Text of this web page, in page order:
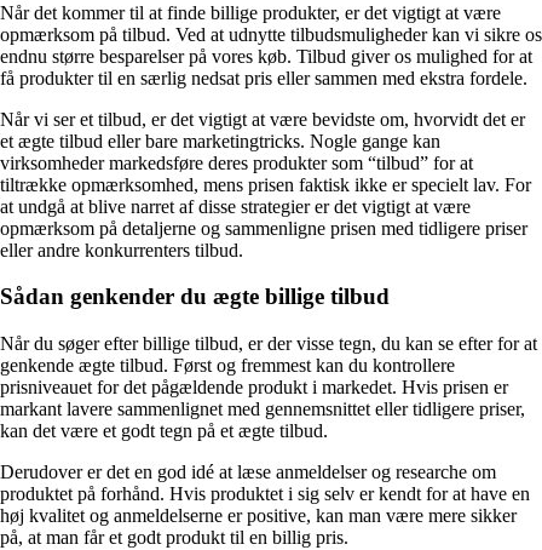
Når det kommer til at finde billige produkter, er det vigtigt at være
opmærksom på tilbud. Ved at udnytte tilbudsmuligheder kan vi sikre os
endnu større besparelser på vores køb. Tilbud giver os mulighed for at
få produkter til en særlig nedsat pris eller sammen med ekstra fordele.
Når vi ser et tilbud, er det vigtigt at være bevidste om, hvorvidt det er
et ægte tilbud eller bare marketingtricks. Nogle gange kan
virksomheder markedsføre deres produkter som “tilbud” for at
tiltrække opmærksomhed, mens prisen faktisk ikke er specielt lav. For
at undgå at blive narret af disse strategier er det vigtigt at være
opmærksom på detaljerne og sammenligne prisen med tidligere priser
eller andre konkurrenters tilbud.
Sådan genkender du ægte billige tilbud
Når du søger efter billige tilbud, er der visse tegn, du kan se efter for at
genkende ægte tilbud. Først og fremmest kan du kontrollere
prisniveauet for det pågældende produkt i markedet. Hvis prisen er
markant lavere sammenlignet med gennemsnittet eller tidligere priser,
kan det være et godt tegn på et ægte tilbud.
Derudover er det en god idé at læse anmeldelser og researche om
produktet på forhånd. Hvis produktet i sig selv er kendt for at have en
høj kvalitet og anmeldelserne er positive, kan man være mere sikker
på, at man får et godt produkt til en billig pris.